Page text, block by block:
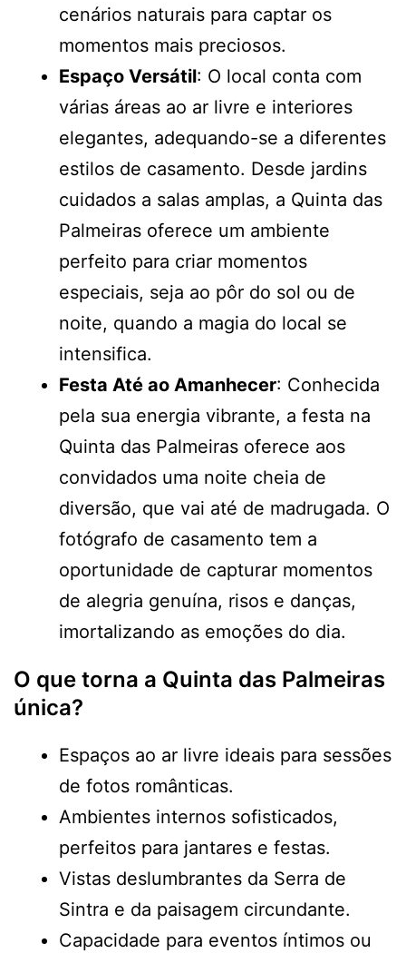
cenários naturais para captar os
momentos mais preciosos.
Espaço Versátil: O local conta com
várias áreas ao ar livre e interiores
elegantes, adequando-se a diferentes
estilos de casamento. Desde jardins
cuidados a salas amplas, a Quinta das
Palmeiras oferece um ambiente
perfeito para criar momentos
especiais, seja ao pôr do sol ou de
noite, quando a magia do local se
intensifica.
Festa Até ao Amanhecer: Conhecida
pela sua energia vibrante, a festa na
Quinta das Palmeiras oferece aos
convidados uma noite cheia de
diversão, que vai até de madrugada. O
fotógrafo de casamento tem a
oportunidade de capturar momentos
de alegria genuína, risos e danças,
imortalizando as emoções do dia.
O que torna a Quinta das Palmeiras
única?
Espaços ao ar livre ideais para sessões
de fotos românticas.
Ambientes internos sofisticados,
perfeitos para jantares e festas.
Vistas deslumbrantes da Serra de
Sintra e da paisagem circundante.
Capacidade para eventos íntimos ou